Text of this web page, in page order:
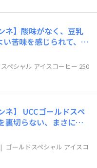
】酸味がなく、豆乳
苦味を感じられて、と
】あり 【こんな時に
シュしたいとき、時間
せん。
ペシャル アイスコーヒー 250
裏切らない、まさに
える逸品で美味しさに
後味に広がるすっきり
| ゴールドスペシャル アイスコ